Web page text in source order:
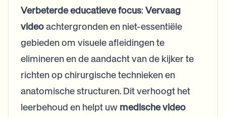
Verbeterde educatieve focus: Vervaag
videoachtergronden en niet-essentiële
gebieden om visuele afleidingen te
elimineren en de aandacht van de kijker te
richten op chirurgische technieken en
anatomische structuren. Dit verhoogt het
leerbehoud en helpt uw medische video